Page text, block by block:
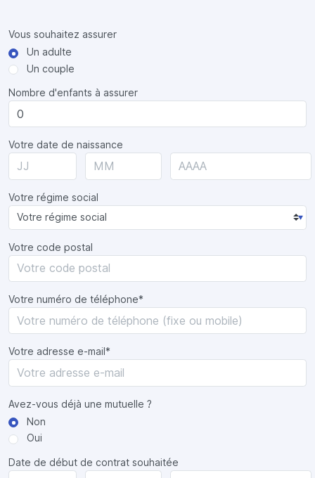
Vous souhaitez assurer
Un adulte
Un couple
Nombre d'enfants à assurer
Votre date de naissance
Votre régime social
Votre code postal
Votre numéro de téléphone*
Votre adresse e-mail*
Avez-vous déjà une mutuelle ?
Non
Oui
Date de début de contrat souhaitée